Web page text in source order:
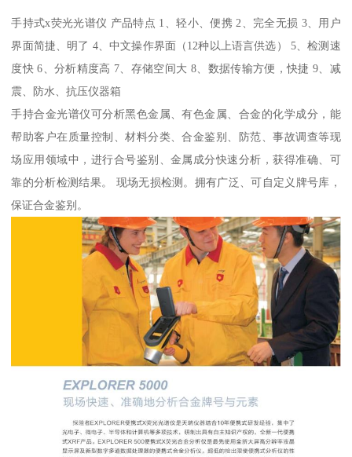
手持式x荧光光谱仪 产品特点 1、轻小、便携 2、完全无损 3、用户
界面简捷、明了 4、中文操作界面（12种以上语言供选） 5、检测速
度快 6、分析精度高 7、存储空间大 8、数据传输方便，快捷 9、减
震、防水、抗压仪器箱
手持合金光谱仪可分析黑色金属、有色金属、合金的化学成分，能
帮助客户在质量控制、材料分类、合金鉴别、防范、事故调查等现
场应用领域中，进行合号鉴别、金属成分快速分析，获得准确、可
靠的分析检测结果。 现场无损检测。拥有广泛、可自定义牌号库，
保证合金鉴别。